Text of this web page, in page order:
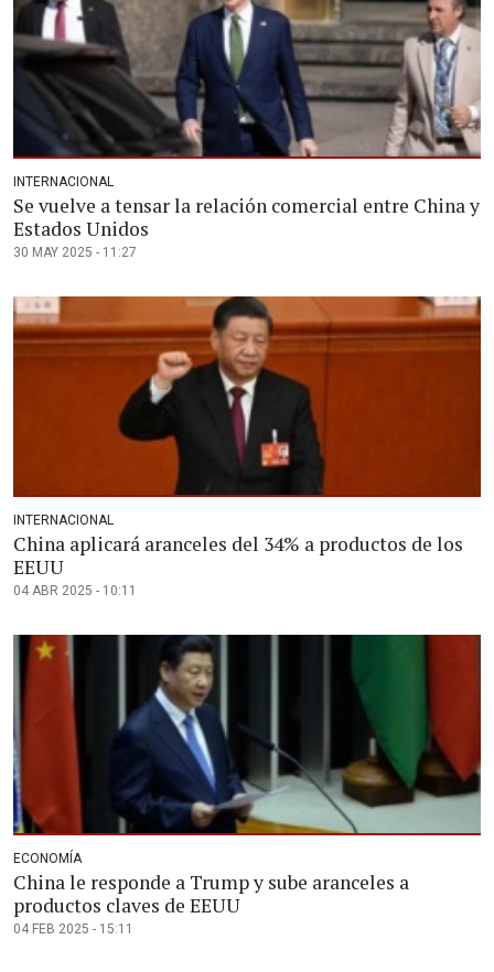
INTERNACIONAL
Se vuelve a tensar la relación comercial entre China y
Estados Unidos
30 MAY 2025 - 11:27
INTERNACIONAL
China aplicará aranceles del 34% a productos de los
EEUU
04 ABR 2025 - 10:11
ECONOMÍA
China le responde a Trump y sube aranceles a
productos claves de EEUU
04 FEB 2025 - 15:11